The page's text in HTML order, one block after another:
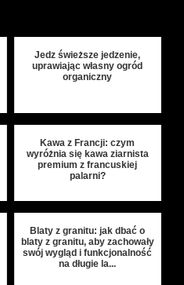
Jedz świeższe jedzenie,
uprawiając własny ogród
organiczny
Kawa z Francji: czym
wyróżnia się kawa ziarnista
premium z francuskiej
palarni?
Blaty z granitu: jak dbać o
blaty z granitu, aby zachowały
swój wygląd i funkcjonalność
na długie la...